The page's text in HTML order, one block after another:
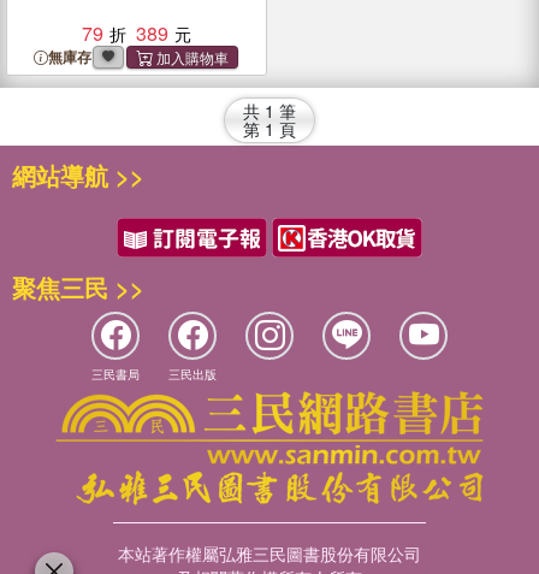
79
389
無庫存
共 1 筆
第 1 頁
網站導航 >>
聚焦三民 >>
三民書局 三民出版
本站著作權屬弘雅三民圖書股份有限公司